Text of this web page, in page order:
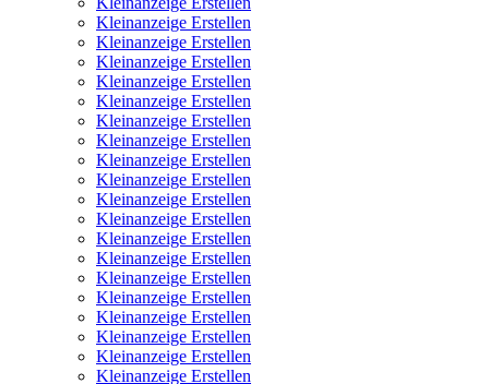
Kleinanzeige Erstellen
Kleinanzeige Erstellen
Kleinanzeige Erstellen
Kleinanzeige Erstellen
Kleinanzeige Erstellen
Kleinanzeige Erstellen
Kleinanzeige Erstellen
Kleinanzeige Erstellen
Kleinanzeige Erstellen
Kleinanzeige Erstellen
Kleinanzeige Erstellen
Kleinanzeige Erstellen
Kleinanzeige Erstellen
Kleinanzeige Erstellen
Kleinanzeige Erstellen
Kleinanzeige Erstellen
Kleinanzeige Erstellen
Kleinanzeige Erstellen
Kleinanzeige Erstellen